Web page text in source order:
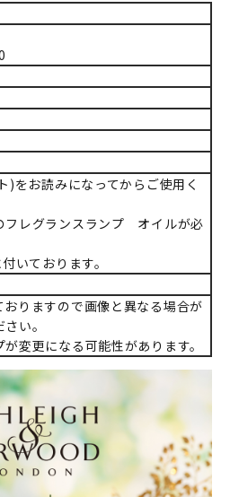
)をお読みになってからご使用く
フレグランスランプ オイルが必
いております。
りますので画像と異なる場合が
い。
変更になる可能性があります。